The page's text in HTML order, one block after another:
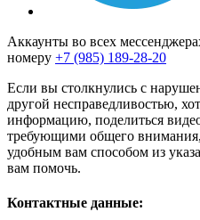
Аккаунты во всех
номеру +7 (985) 189-28-20
Если вы столкнулись с
другой несправедливостью,
информацию, поделиться
требующими общего
удобным вам способом из
вам помочь.
Контактные данные: